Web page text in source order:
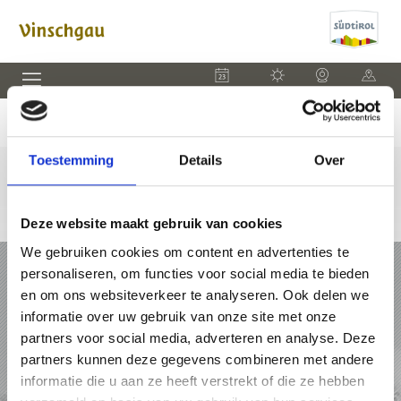
Toestemming Details Over
Deze website maakt gebruik van cookies
We gebruiken cookies om content en advertenties te
personaliseren, om functies voor social media te bieden
en om ons websiteverkeer te analyseren. Ook delen we
informatie over uw gebruik van onze site met onze
partners voor social media, adverteren en analyse. Deze
partners kunnen deze gegevens combineren met andere
informatie die u aan ze heeft verstrekt of die ze hebben
EVENEMENTEN WEER WEBCAM KAART
VAKANTIE IN VINSCHGAU
PAKKETTEN
ACCOMMODATIES